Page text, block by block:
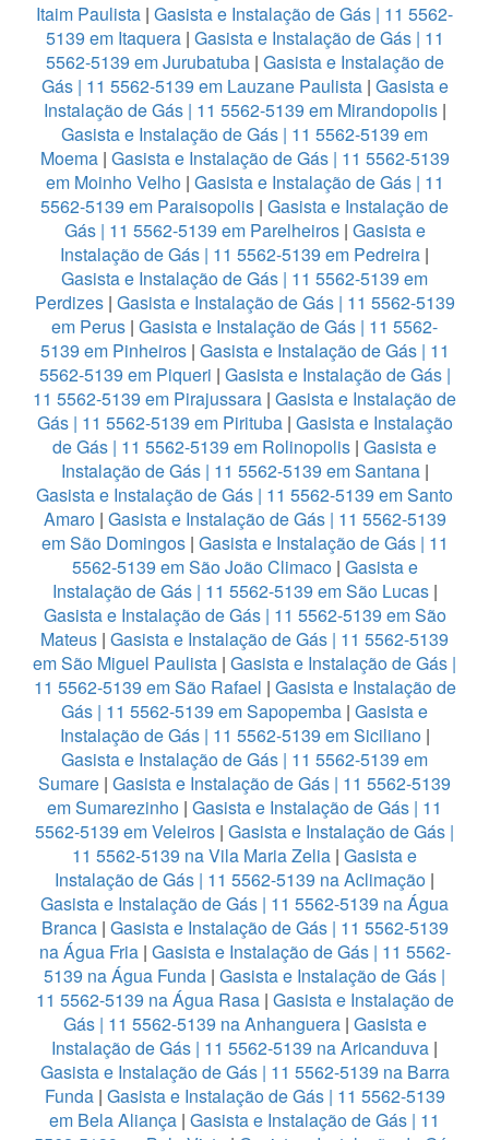
Itaim Paulista | Gasista e Instalação de Gás | 11 5562-
5139 em Itaquera| Gasista e Instalação de Gás | 11
5562-5139 em Jurubatuba| Gasista e Instalação de
Gás | 11 5562-5139 em Lauzane Paulista | Gasista e
Instalação de Gás | 11 5562-5139 em Mirandopolis|
Gasista e Instalação de Gás | 11 5562-5139 em
Moema| Gasista e Instalação de Gás | 11 5562-5139
em Moinho Velho | Gasista e Instalação de Gás | 11
5562-5139 em Paraisopolis | Gasista e Instalação de
Gás | 11 5562-5139 em Parelheiros| Gasista e
Instalação de Gás | 11 5562-5139 em Pedreira |
Gasista e Instalação de Gás | 11 5562-5139 em
Perdizes| Gasista e Instalação de Gás | 11 5562-5139
em Perus | Gasista e Instalação de Gás | 11 5562-
5139 em Pinheiros| Gasista e Instalação de Gás | 11
5562-5139 em Piqueri | Gasista e Instalação de Gás |
11 5562-5139 em Pirajussara | Gasista e Instalação de
Gás | 11 5562-5139 em Pirituba| Gasista e Instalação
de Gás | 11 5562-5139 em Rolinopolis | Gasista e
Instalação de Gás | 11 5562-5139 em Santana|
Gasista e Instalação de Gás | 11 5562-5139 em Santo
Amaro| Gasista e Instalação de Gás | 11 5562-5139
em São Domingos| Gasista e Instalação de Gás | 11
5562-5139 em São João Climaco| Gasista e
Instalação de Gás | 11 5562-5139 em São Lucas|
Gasista e Instalação de Gás | 11 5562-5139 em São
Mateus | Gasista e Instalação de Gás | 11 5562-5139
em São Miguel Paulista | Gasista e Instalação de Gás |
11 5562-5139 em São Rafael | Gasista e Instalação de
Gás | 11 5562-5139 em Sapopemba | Gasista e
Instalação de Gás | 11 5562-5139 em Siciliano|
Gasista e Instalação de Gás | 11 5562-5139 em
Sumare | Gasista e Instalação de Gás | 11 5562-5139
em Sumarezinho | Gasista e Instalação de Gás | 11
5562-5139 em Veleiros | Gasista e Instalação de Gás |
11 5562-5139 na Vila Maria Zelia | Gasista e
Instalação de Gás | 11 5562-5139 na Aclimação |
Gasista e Instalação de Gás | 11 5562-5139 na Água
Branca| Gasista e Instalação de Gás | 11 5562-5139
na Água Fria| Gasista e Instalação de Gás | 11 5562-
5139 na Água Funda | Gasista e Instalação de Gás |
11 5562-5139 na Água Rasa | Gasista e Instalação de
Gás | 11 5562-5139 na Anhanguera| Gasista e
Instalação de Gás | 11 5562-5139 na Aricanduva |
Gasista e Instalação de Gás | 11 5562-5139 na Barra
Funda | Gasista e Instalação de Gás | 11 5562-5139
em Bela Aliança | Gasista e Instalação de Gás | 11